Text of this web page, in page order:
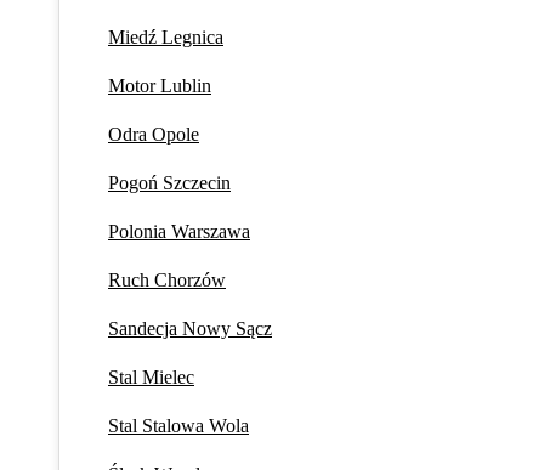
Miedź Legnica
Motor Lublin
Odra Opole
Pogoń Szczecin
Polonia Warszawa
Ruch Chorzów
Sandecja Nowy Sącz
Stal Mielec
Stal Stalowa Wola